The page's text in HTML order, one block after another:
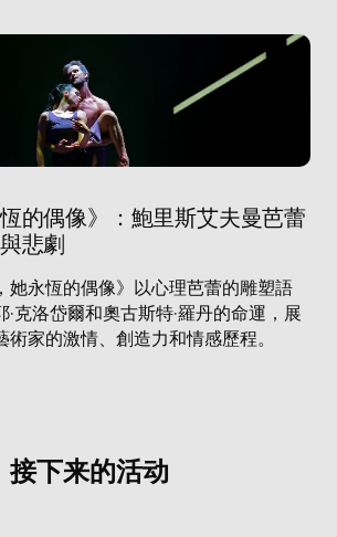
的偶像》：鮑里斯艾夫曼芭蕾
悲劇
她永恆的偶像》以心理芭蕾的雕塑語
克洛岱爾和奧古斯特·羅丹的命運，展
家的激情、創造力和情感歷程。
接下来的活动